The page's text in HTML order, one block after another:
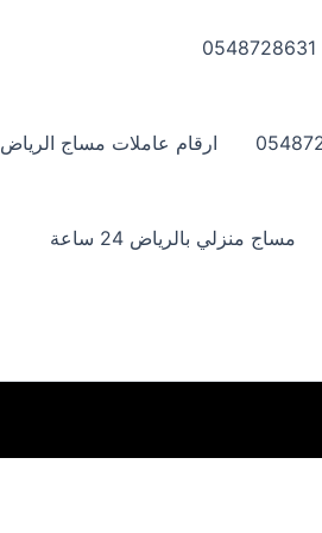
ارقام عاملات مساج الرياض
مساج منزلي بالرياض 24 ساعة